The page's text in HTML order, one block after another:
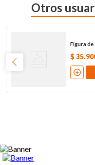
Otros
Figura de
$ 35.